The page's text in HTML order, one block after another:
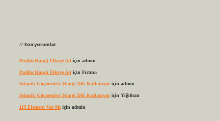
Son yorumlar
Profilo Hangi Ülkeye Aitiçin admin
Profilo Hangi Ülkeye Aitiçin Fırtına
Selanik Göçmenleri Hangi Dili Kullanıyoriçin admin
Selanik Göçmenleri Hangi Dili Kullanıyoriçin Yiğithan
119 Element Var Mı için admin